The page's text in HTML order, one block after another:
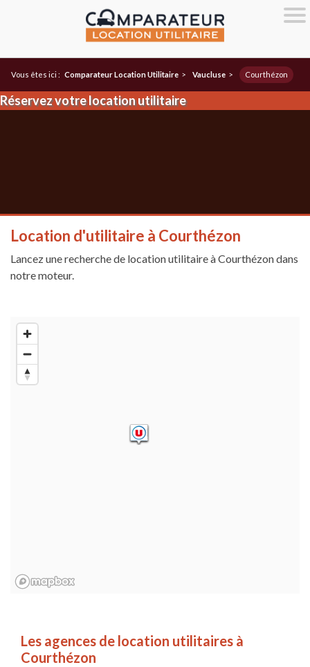
Vous êtes ici : Comparateur Location Utilitaire > Vaucluse > Courthézon
Réservez votre location utilitaire
Location d'utilitaire à Courthézon
Lancez une recherche de location utilitaire à Courthézon dans
notre moteur.
Les agences de location utilitaires à
Courthézon